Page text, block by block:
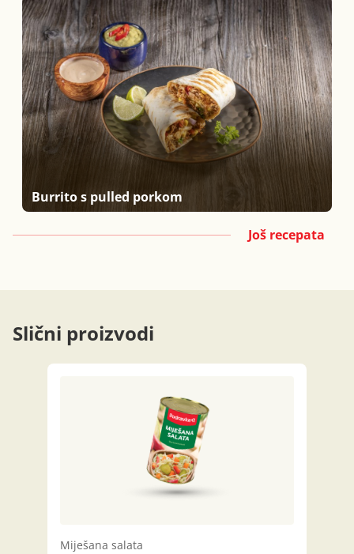
Burrito s pulled porkom
Još recepata
Slični proizvodi
Miješana salata